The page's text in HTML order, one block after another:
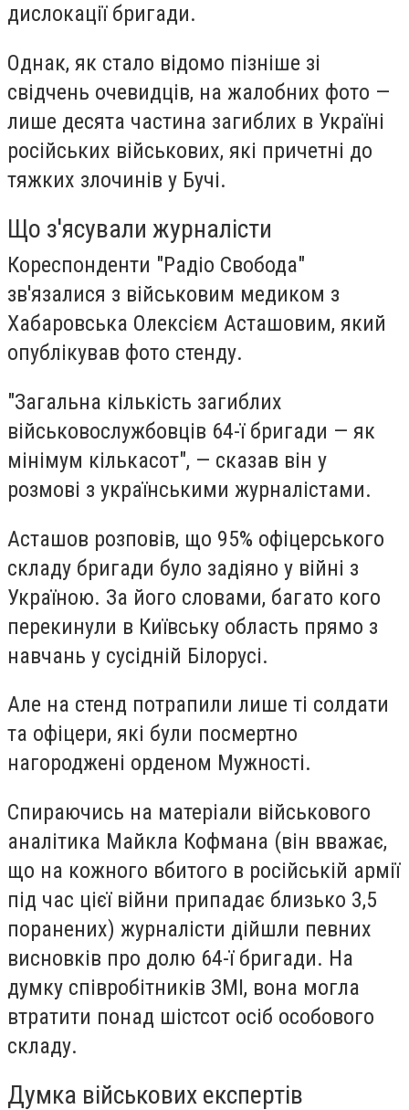
дислокації бригади.
Однак, як стало відомо пізніше зі
свідчень очевидців, на жалобних фото —
лише десята частина загиблих в Україні
російських військових, які причетні до
тяжких злочинів у Бучі.
Що з'ясували журналісти
Кореспонденти "Радіо Свобода"
зв'язалися з військовим медиком з
Хабаровська Олексієм Асташовим, який
опублікував фото стенду.
"Загальна кількість загиблих
військовослужбовців 64-ї бригади — як
мінімум кількасот", — сказав він у
розмові з українськими журналістами.
Асташов розповів, що 95% офіцерського
складу бригади було задіяно у війні з
Україною. За його словами, багато кого
перекинули в Київську область прямо з
навчань у сусідній Білорусі.
Але на стенд потрапили лише ті солдати
та офіцери, які були посмертно
нагороджені орденом Мужності.
Спираючись на матеріали військового
аналітика Майкла Кофмана (він вважає,
що на кожного вбитого в російській армії
під час цієї війни припадає близько 3,5
поранених) журналісти дійшли певних
висновків про долю 64-ї бригади. На
думку співробітників ЗМІ, вона могла
втратити понад шістсот осіб особового
складу.
Думка військових експертів